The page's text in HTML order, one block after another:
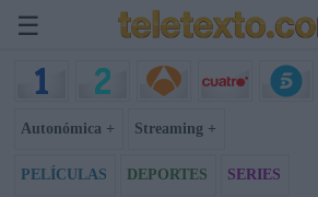
☰
Autonómica + Streaming +
PELÍCULAS DEPORTES SERIES